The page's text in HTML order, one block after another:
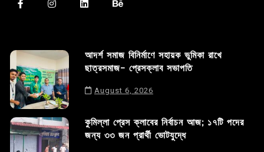
আদর্শ সমাজ বিনির্মাণে সহায়ক ভুমিকা রাখে
ছাত্রসমাজ- প্রেসক্লাব সভাপতি
August 6, 2026
কুমিল্লা প্রেস ক্লাবের নির্বাচন আজ; ১৭টি পদের
জন্য ৩৩ জন প্রার্থী ভোটযুদ্ধে